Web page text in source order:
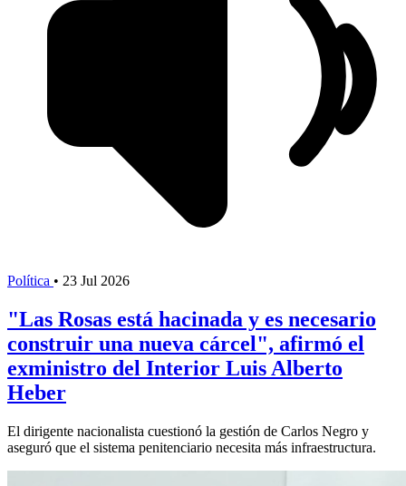
Política • 23 Jul 2026
"Las Rosas está hacinada y es necesario
construir una nueva cárcel", afirmó el
exministro del Interior Luis Alberto
Heber
El dirigente nacionalista cuestionó la gestión de Carlos Negro y
aseguró que el sistema penitenciario necesita más infraestructura.